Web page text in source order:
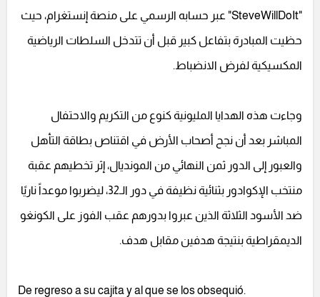
"SteveWillDoIt" عبر حسابه الرسمي على منصة إنستغرام، حيث
حظيت المبادرة بتفاعل كبير قبل أن تتدخل السلطات الرياضية
المكسيكية لفرض الانضباط.
وجاءت هذه الهدايا المليونية كنوع من التكريم والاحتفال
المباشر بعد أن نجح أصحاب الأرض في اقتناص بطاقة التأهل
والعبور إلى الدور ثمن النهائي من المونديال، إثر تخطيهم عقبة
منتخب الإكوادور بثنائية نظيفة في دور الـ32، ليضربوا موعداً ناريًا
ضد الأسود الثلاثة الذين عبروا بدورهم عقب الفوز على الكونغو
الديمقراطية بنتيجة هدفين مقابل هدف.
De regreso a su cajita y al que se los obsequió.